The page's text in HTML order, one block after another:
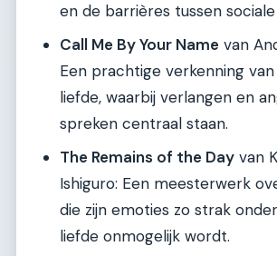
en de barrières tussen sociale
Call Me By Your Name van
Een prachtige verkenning
liefde, waarbij verlangen en
spreken centraal staan.
The Remains of the Day van
Ishiguro: Een meesterwerk
die zijn emoties zo strak
liefde onmogelijk wordt.